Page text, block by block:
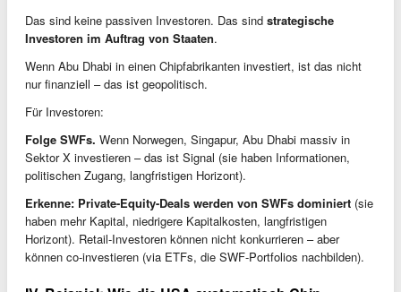
Das sind keine passiven Investoren. Das sind strategische
Investoren im Auftrag von Staaten.
Wenn Abu Dhabi in einen Chipfabrikanten investiert, ist das nicht
nur finanziell – das ist geopolitisch.
Für Investoren:
Folge SWFs. Wenn Norwegen, Singapur, Abu Dhabi massiv in
Sektor X investieren – das ist Signal (sie haben Informationen,
politischen Zugang, langfristigen Horizont).
Erkenne: Private-Equity-Deals werden von SWFs dominiert (sie
haben mehr Kapital, niedrigere Kapitalkosten, langfristigen
Horizont). Retail-Investoren können nicht konkurrieren – aber
können co-investieren (via ETFs, die SWF-Portfolios nachbilden).